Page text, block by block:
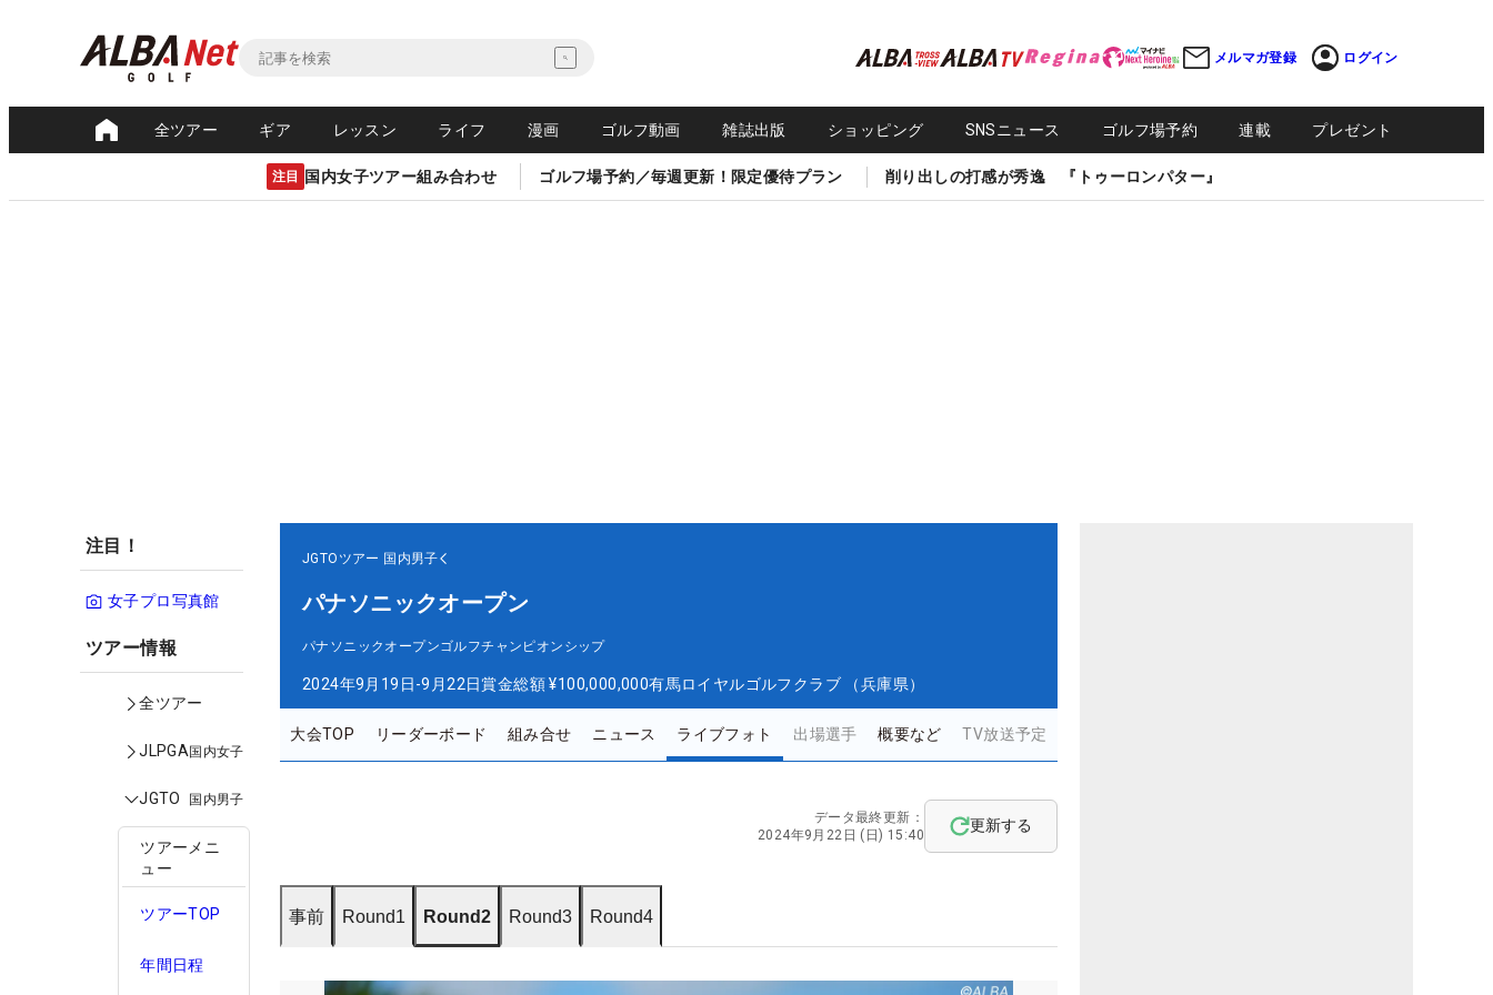
メルマガ登録 ログイン
全ツアー ギア レッスン ライフ 漫画 ゴルフ動画 雑誌出版 ショッピング SNSニュース ゴルフ場予約 連載 プレゼント
注目 国内女子ツアー組み合わせ ゴルフ場予約／毎週更新！限定優待プラン 削り出しの打感が秀逸 『トゥーロンパター』
注目！
女子プロ写真館
ツアー情報
全ツアー
JLPGA国内女子
JGTO 国内男子
ツアーメニ
ュー
ツアーTOP
年間日程
JGTOツアー 国内男子
パナソニックオープン
パナソニックオープンゴルフチャンピオンシップ
2024年9月19日-9月22日賞金総額 ¥100,000,000有馬ロイヤルゴルフクラブ （兵庫県）
大会TOP リーダーボード 組み合せ ニュース ライブフォト 出場選手 概要など TV放送予定
データ最終更新：
2024年9月22日 (日) 15:40
更新する
事前 Round1 Round2 Round3 Round4